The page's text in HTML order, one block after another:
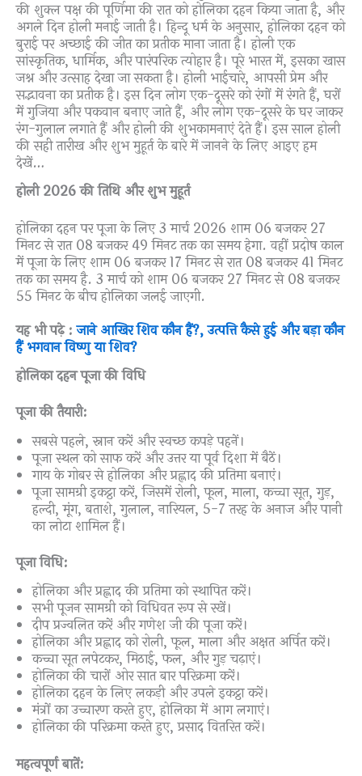
की शुक्ल पक्ष की पूर्णिमा की रात को होलिका दहन किया जाता है, और
अगले दिन होली मनाई जाती है। हिन्दू धर्म के अनुसार, होलिका दहन को
बुराई पर अच्छाई की जीत का प्रतीक माना जाता है। होली एक
सांस्कृतिक, धार्मिक, और पारंपरिक त्योहार है। पूरे भारत में, इसका खास
जश्न और उत्साह देखा जा सकता है। होली भाईचारे, आपसी प्रेम और
सद्भावना का प्रतीक है। इस दिन लोग एक-दूसरे को रंगों में रंगते हैं, घरों
में गुजिया और पकवान बनाए जाते हैं, और लोग एक-दूसरे के घर जाकर
रंग-गुलाल लगाते हैं और होली की शुभकामनाएं देते हैं। इस साल होली
की सही तारीख और शुभ मुहूर्त के बारे में जानने के लिए आइए हम
देखें…
होली 2026 की तिथि और शुभ मुहूर्त
होलिका दहन पर पूजा के लिए 3 मार्च 2026 शाम 06 बजकर 27
मिनट से रात 08 बजकर 49 मिनट तक का समय हेगा. वहीं प्रदोष काल
में पूजा के लिए शाम 06 बजकर 17 मिनट से रात 08 बजकर 41 मिनट
तक का समय है. 3 मार्च को शाम 06 बजकर 27 मिनट से 08 बजकर
55 मिनट के बीच होलिका जलई जाएगी.
यह भी पढ़े :जाने आखिर शिव कौन हैं?, उत्पत्ति कैसे हुई और बड़ा कौन
हैं भगवान विष्णु या शिव?
होलिका दहन पूजा की विधि
पूजा की तैयारी:
सबसे पहले, स्नान करें और स्वच्छ कपड़े पहनें।
पूजा स्थल को साफ करें और उत्तर या पूर्व दिशा में बैठें।
गाय के गोबर से होलिका और प्रह्लाद की प्रतिमा बनाएं।
पूजा सामग्री इकट्ठा करें, जिसमें रोली, फूल, माला, कच्चा सूत, गुड़,
हल्दी, मूंग, बताशे, गुलाल, नारियल, 5-7 तरह के अनाज और पानी
का लोटा शामिल हैं।
पूजा विधि:
होलिका और प्रह्लाद की प्रतिमा को स्थापित करें।
सभी पूजन सामग्री को विधिवत रूप से रखें।
दीप प्रज्वलित करें और गणेश जी की पूजा करें।
होलिका और प्रह्लाद को रोली, फूल, माला और अक्षत अर्पित करें।
कच्चा सूत लपेटकर, मिठाई, फल, और गुड़ चढ़ाएं।
होलिका की चारों ओर सात बार परिक्रमा करें।
होलिका दहन के लिए लकड़ी और उपले इकट्ठा करें।
मंत्रों का उच्चारण करते हुए, होलिका में आग लगाएं।
होलिका की परिक्रमा करते हुए, प्रसाद वितरित करें।
महत्वपूर्ण बातें: